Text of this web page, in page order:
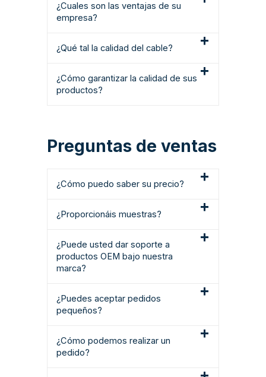
¿Cuales son las ventajas de su
empresa?
¿Qué tal la calidad del cable?
¿Cómo garantizar la calidad de sus
productos?
Preguntas de ventas
¿Cómo puedo saber su precio?
¿Proporcionáis muestras?
¿Puede usted dar soporte a
productos OEM bajo nuestra
marca?
¿Puedes aceptar pedidos
pequeños?
¿Cómo podemos realizar un
pedido?